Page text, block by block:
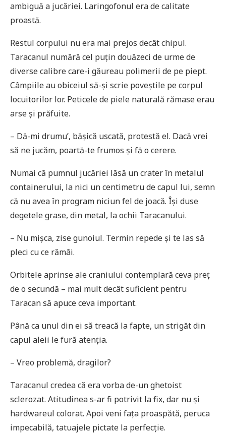
ambiguă a jucăriei. Laringofonul era de calitate
proastă.
Restul corpului nu era mai prejos decât chipul.
Taracanul numără cel puțin douăzeci de urme de
diverse calibre care-i găureau polimerii de pe piept.
Câmpiile au obiceiul să-și scrie poveștile pe corpul
locuitorilor lor. Peticele de piele naturală rămase erau
arse și prăfuite.
– Dă-mi drumu’, bășică uscată, protestă el. Dacă vrei
să ne jucăm, poartă-te frumos și fă o cerere.
Numai că pumnul jucăriei lăsă un crater în metalul
containerului, la nici un centimetru de capul lui, semn
că nu avea în program niciun fel de joacă. Își duse
degetele grase, din metal, la ochii Taracanului.
– Nu mișca, zise gunoiul. Termin repede și te las să
pleci cu ce rămâi.
Orbitele aprinse ale craniului contemplară ceva preț
de o secundă – mai mult decât suficient pentru
Taracan să apuce ceva important.
Până ca unul din ei să treacă la fapte, un strigăt din
capul aleii le fură atenția.
– Vreo problemă, dragilor?
Taracanul credea că era vorba de-un ghetoist
sclerozat. Atitudinea s-ar fi potrivit la fix, dar nu și
hardwareul colorat. Apoi veni fața proaspătă, peruca
impecabilă, tatuajele pictate la perfecție.